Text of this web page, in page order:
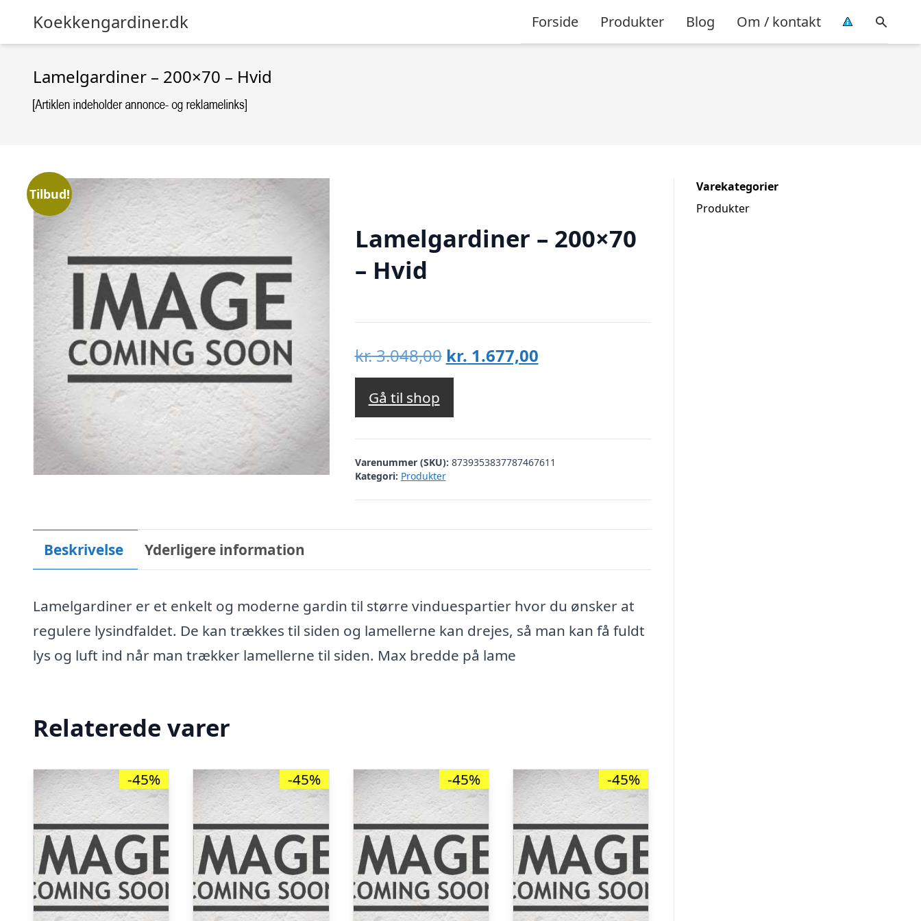
Koekkengardiner.dk Forside Produkter Blog Om / kontakt
Lamelgardiner – 200×70 – Hvid
Tilbud!
Lamelgardiner – 200×70
– Hvid
kr.3.048,00 Den
oprindelige
var:
kr. 3.048,00.
kr. 1.677,00Den
kr. 1.677,00.
Gå til shop
Varenummer (SKU): 8739353837787467611
Kategori: Produkter
Beskrivelse Yderligere information
Lamelgardiner er et enkelt og moderne gardin til større vinduespartier hvor du ønsker at
regulere lysindfaldet. De kan trækkes til siden og lamellerne kan drejes, så man kan få fuldt
lys og luft ind når man trækker lamellerne til siden. Max bredde på lame
Relaterede varer
-45% -45% -45% -45%
Varekategorier
Produkter